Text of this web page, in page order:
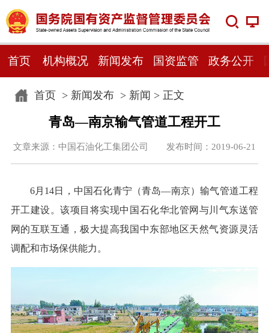
首页 机构概况 新闻发布 国资监管 政务公开
首页> 新闻发布> 新闻 > 正文
青岛—南京输气管道工程开工
文章来源：中国石油化工集团公司 发布时间：2019-06-21
6月14日，中国石化青宁（青岛—南京）输气管道工程
开工建设。该项目将实现中国石化华北管网与川气东送管
网的互联互通，极大提高我国中东部地区天然气资源灵活
调配和市场保供能力。